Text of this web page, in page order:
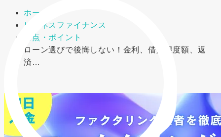
ホーム
ビジネスファイナンス
要点・ポイント
ローン選びで後悔しない！金利、借入限度額、返
済…